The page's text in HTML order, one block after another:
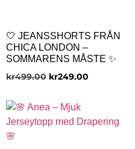
🤍 JEANSSHORTS FRÅN
CHICA LONDON –
SOMMARENS MÅSTE ✨
kr499.00 kr249.00